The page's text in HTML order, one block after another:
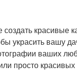
красивые
украсить вашу
ваших
просто